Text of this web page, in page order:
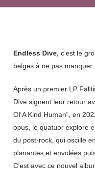
Endless Dive, c’est le
belges à ne pas manquer
Après un premier LP
Dive signent leur retour
Of A Kind Human”, en
opus, le quatuor explore
du post-rock, qui oscille
planantes et envolées
C’est avec ce nouvel